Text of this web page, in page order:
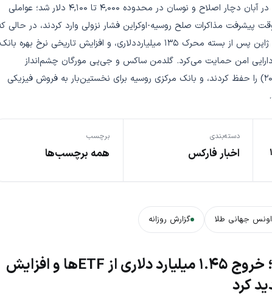
بهترین عملکرد سالانه از ۱۹۷۹ (بیش از ۵۲ درصد رشد)، در آبان دچار اصلاح و نوسان در محدوده ۴,۰۰۰ تا ۴,۱۰۰ دلار شد؛ عواملی
پیشرفت مذاکرات صلح روسیه-اوکراین فشار نزولی وارد کردند، در حالی
تنش‌های ژئوپلیتیک (جنگ اوکراین، تهدید مداخله ارزی ژاپن پس از بسته محرک ۱۳۵ میلیارددلاری، و افزایش تاریخی نرخ بهره بانک
پس از ۳۰ سال) از تقاضای دارایی امن حمایت می‌کرد. گلدمن ساکس و جی‌پی مورگان چشم‌انداز
بلندمدت صعودی طلا (اهداف ۵۰۰۰ تا ۶۰۰۰ دلار تا ۲۰۲۸) را حفظ کردند، و بانک مرکزی روسیه برای نخستین‌بار به فروش فیزیکی
دسته‌بندی
اخبار فارکس
برچسب
همه برچسب‌ها
اونس جهانی طلا گزارش روزانه
سقوط بیت‌کوین به کف هفت‌ماهه؛ خروج ۱.۴۵ میلیارد دلاری از ETFها و افزایش
کرد